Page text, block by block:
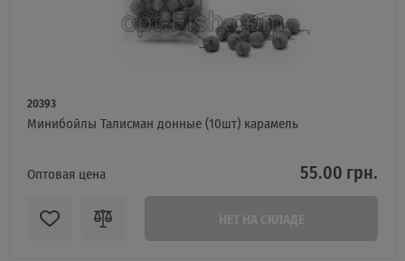
20393
Минибойлы Талисман донные (10шт) карамель
Оптовая цена 55.00 грн.